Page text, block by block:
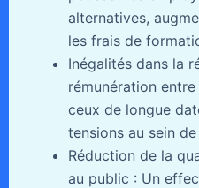
alternatives,
les frais de
Inégalités dans la
rémunération
ceux de longue
tensions au sein
Réduction de la
au public : Un